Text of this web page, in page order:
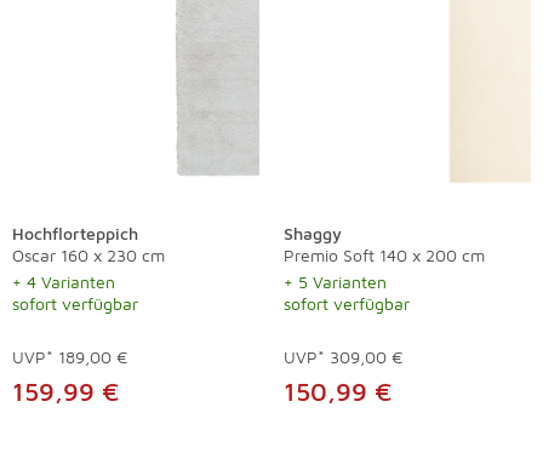
Hochflorteppich
Oscar 160 x 230 cm
+ 4 Varianten
sofort verfügbar
UVP* 189,00 €
159,99 €
Shaggy
Premio Soft 140 x 200 cm
+ 5 Varianten
sofort verfügbar
UVP* 309,00 €
150,99 €